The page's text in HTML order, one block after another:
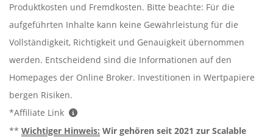
Produktkosten und Fremdkosten. Bitte beachte: Für die
aufgeführten Inhalte kann keine Gewährleistung für die
Vollständigkeit, Richtigkeit und Genauigkeit übernommen
werden. Entscheidend sind die Informationen auf den
Homepages der Online Broker. Investitionen in Wertpapiere
bergen Risiken.
*Affiliate Link
** Wichtiger Hinweis: Wir gehören seit 2021 zur Scalable